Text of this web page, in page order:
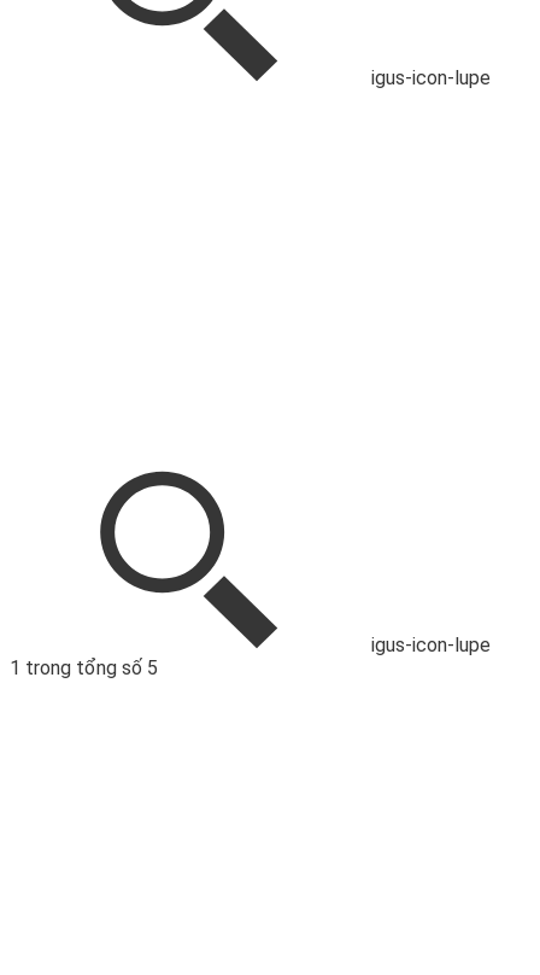
igus-icon-lupe
igus-icon-lupe
1 trong tổng số 5